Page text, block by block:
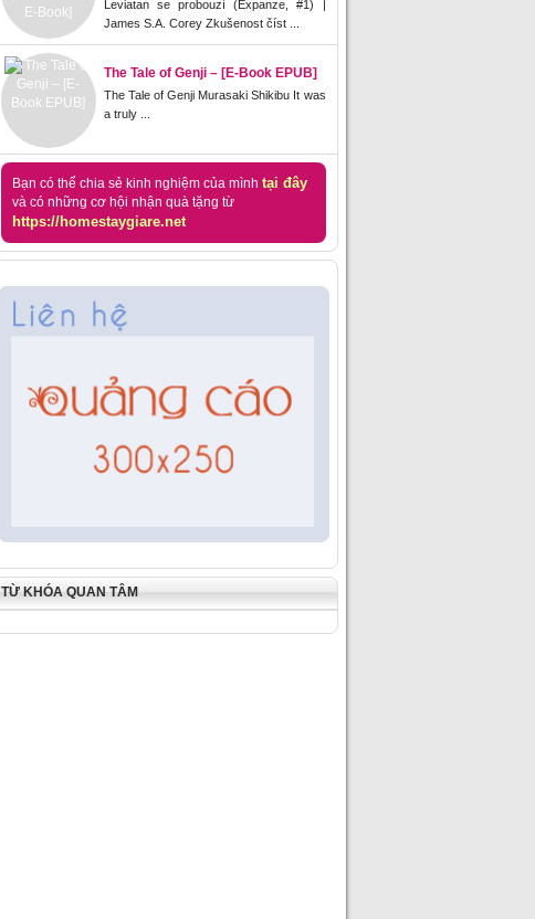
Leviatan se probouzí (Expanze, #1) |
James S.A. Corey Zkušenost číst ...
The Tale of Genji – [E-Book EPUB]
The Tale of Genji Murasaki Shikibu It was
a truly ...
Bạn có thể chia sẻ kinh nghiệm của mình tại đây
và có những cơ hội nhận quà tặng từ
https://homestaygiare.net
TỪ KHÓA QUAN TÂM